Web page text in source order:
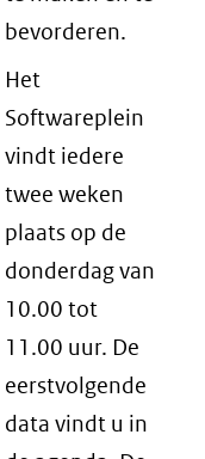
bevorderen.
Het
Softwareplein
vindt iedere
twee weken
plaats op de
donderdag van
10.00 tot
11.00 uur. De
eerstvolgende
data vindt u in